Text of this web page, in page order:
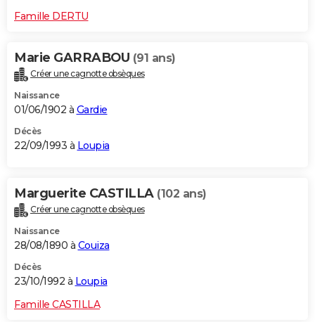
Famille DERTU
Marie GARRABOU (91 ans)
Créer une cagnotte obsèques
Naissance
01/06/1902 à Gardie
Décès
22/09/1993 à Loupia
Marguerite CASTILLA (102 ans)
Créer une cagnotte obsèques
Naissance
28/08/1890 à Couiza
Décès
23/10/1992 à Loupia
Famille CASTILLA